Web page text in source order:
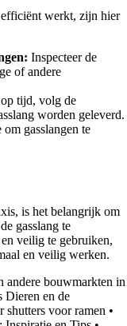
werkt, zijn hier
Inspecteer de
of andere
tijd, volg de
worden geleverd.
gasslangen te
is het belangrijk om
gasslang te
veilig te gebruiken,
en veilig werken.
andere bouwmarkten in
Dieren en de
shutters voor ramen •